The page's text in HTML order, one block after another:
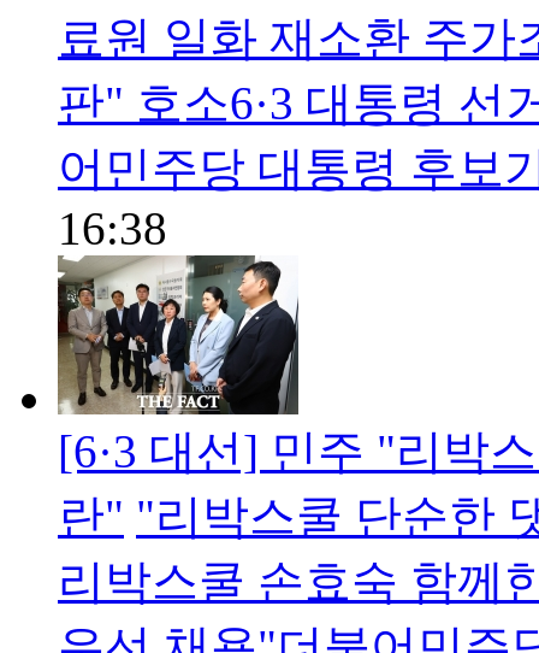
료원 일화 재소환 주
판" 호소6·3 대통령 선
어민주당 대통령 후보
16:38
[6·3 대선] 민주 "리박
란" "리박스쿨 단순한
리박스쿨 손효숙 함께